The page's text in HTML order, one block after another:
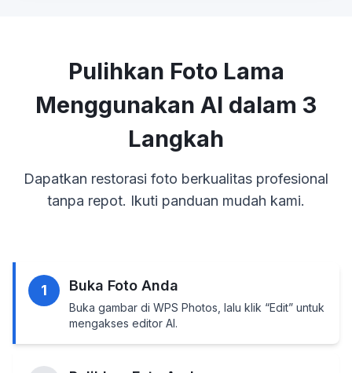
Pulihkan Foto Lama
Menggunakan AI dalam 3
Langkah
Dapatkan restorasi foto berkualitas profesional
tanpa repot. Ikuti panduan mudah kami.
1 Buka Foto Anda
Buka gambar di WPS Photos, lalu klik “Edit” untuk
mengakses editor AI.